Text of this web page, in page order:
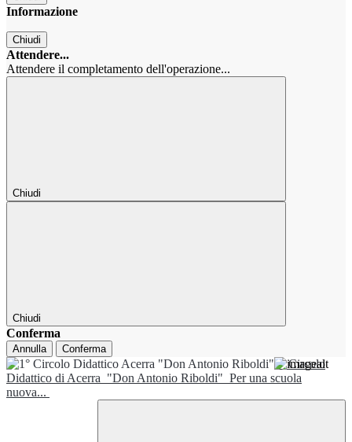
Informazione
Chiudi
Attendere...
Attendere il completamento dell'operazione...
Chiudi
Chiudi
Conferma
Annulla Conferma
1° Circolo
Didattico di Acerra "Don Antonio Riboldi" Per una scuola
nuova...